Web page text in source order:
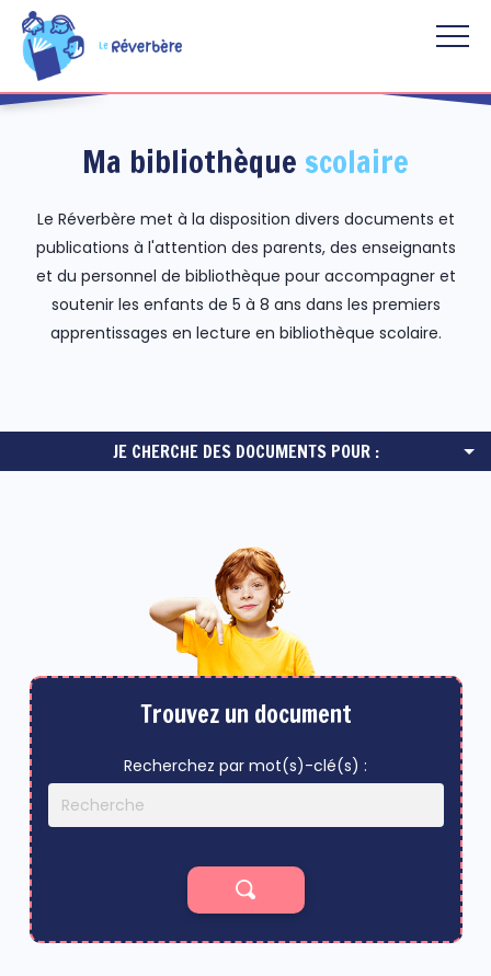
Aller au contenu principal
Ma bibliothèque scolaire
Le Réverbère met à la disposition divers documents et
publications à l'attention des parents, des enseignants
et du personnel de bibliothèque pour accompagner et
soutenir les enfants de 5 à 8 ans dans les premiers
apprentissages en lecture en bibliothèque scolaire.
JE CHERCHE DES DOCUMENTS POUR :
Trouvez un document
Recherchez par mot(s)-clé(s) :